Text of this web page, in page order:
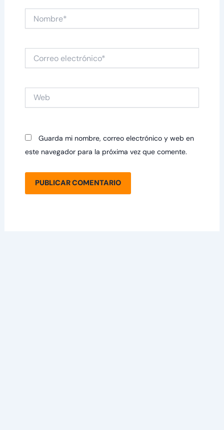
electrónico*
Guarda mi nombre, correo electrónico y web en
este navegador para la próxima vez que comente.